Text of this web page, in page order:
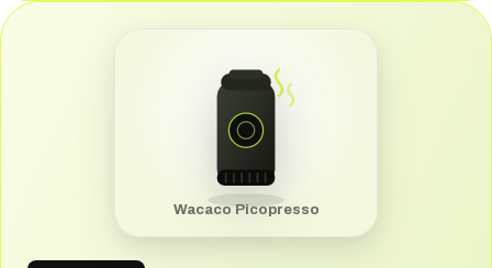
Wacaco Picopresso